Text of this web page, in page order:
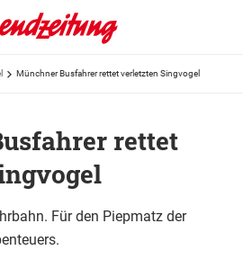
Münchner Busfahrer rettet verletzten Singvogel
rettet
Für den Piepmatz der